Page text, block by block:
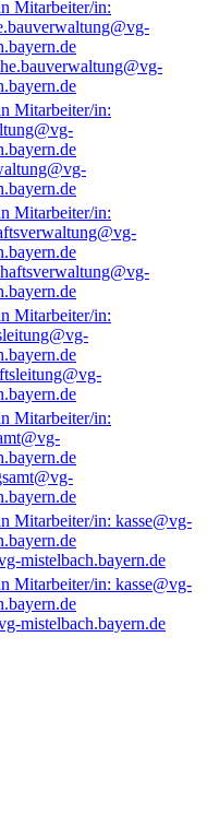
mistelbach.bayern.de
mistelbach.bayern.de